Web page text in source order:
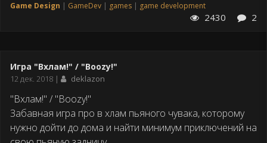
Game Design GameDev games game development
2430 2
Игра "Вхлам!" / "Boozy!"
Дата
12 дек. 2018 deklazon
"Вхлам!" / "Boozy!"
Забавная игра про в хлам пьяного чувака, которому
нужно дойти до дома и найти минимум приключений на